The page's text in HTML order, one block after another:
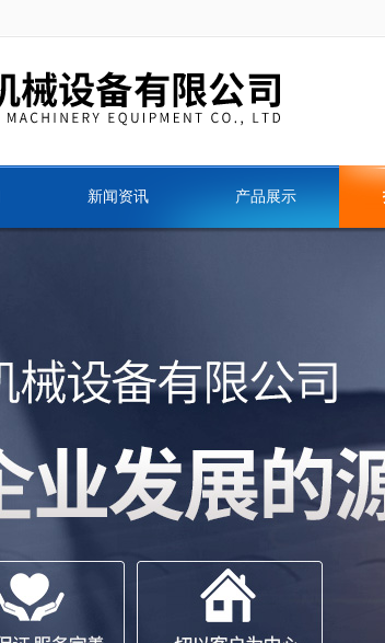
新闻资讯 产品展示